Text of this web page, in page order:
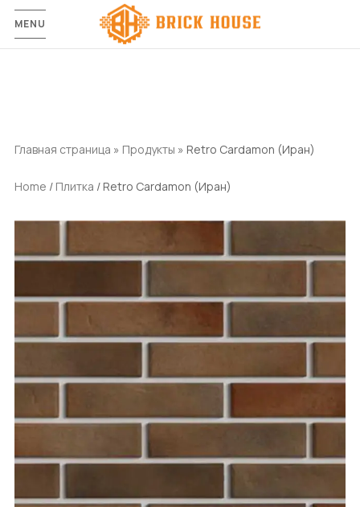
MENU
Главная страница » Продукты » Retro Cardamon (Иран)
Home / Плитка / Retro Cardamon (Иран)